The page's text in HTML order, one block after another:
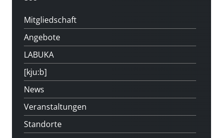
Mitgliedschaft
Angebote
LABUKA
[kju:b]
News
Veranstaltungen
Standorte